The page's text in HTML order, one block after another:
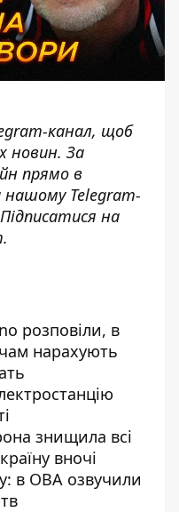
канал, щоб
новин. За
прямо в
нашому Telegram-
на
.
розповіли, в
нарахують
знищила всі
вночі
в ОВА озвучили